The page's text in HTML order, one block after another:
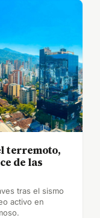
terremoto,
de las
tras el sismo
activo en